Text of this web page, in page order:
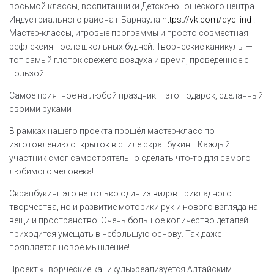
восьмой классы, воспитанники Детско-юношеского центра
Индустриального района г.Барнаула https://vk.com/dyc_ind
Мастер-классы, игровые программы и просто совместная
рефлексия после школьных будней. Творческие каникулы —
тот самый глоток свежего воздуха и время, проведенное с
пользой!
Самое приятное на любой праздник – это подарок, сделанный
своими руками
В рамках нашего проекта прошёл мастер-класс по
изготовлению открыток в стиле скрапбукинг. Каждый
участник смог самостоятельно сделать что-то для самого
любимого человека!
Скрапбукинг это не только один из видов прикладного
творчества, но и развитие моторики рук и нового взгляда на
вещи и пространство! Очень большое количество деталей
приходится умещать в небольшую основу. Так даже
появляется новое мышление!
Проект «Творческие каникулы»реализуется Алтайским